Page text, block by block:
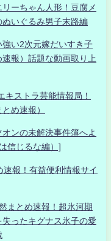
ーちゃん人形！豆腐メ
いぐるみ男子末路編
い2次元嫁だいすき子
報）話題な動画取り上
キストラ芸能情報局！
め速報）
ンの未解決事件簿へよ
信じるな編）]
報！有益便利情報サイ
まとめ速報！超氷河期
ったキグナス氷子の愛